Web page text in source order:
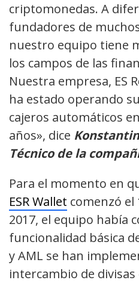
criptomonedas. A
fundadores de
nuestro equipo tiene
los campos de las
Nuestra empresa, ES
ha estado operando
cajeros automáticos
años», dice
Técnico de la
Para el momento en
ESR Wallet comenzó el
2017, el equipo había
funcionalidad básica
y AML se han
intercambio de divisas